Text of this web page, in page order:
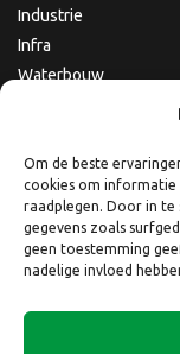
Om de beste
cookies om informatie
raadplegen. Door in te
gegevens zoals
geen toestemming
nadelige invloed
Industrie
Infra
Waterbouw